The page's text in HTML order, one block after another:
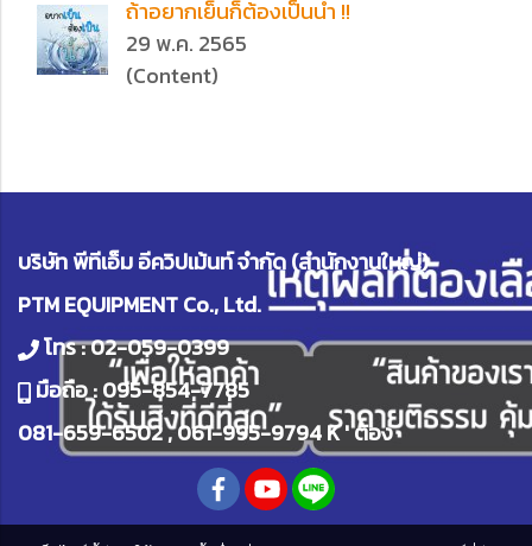
ถ้าอยากเย็นก็ต้องเป็นน้ำ !!
29 พ.ค. 2565
(Content)
บริษัท พีทีเอ็ม อีควิปเม้นท์ จำกัด (สำนักงานใหญ่)
PTM EQUIPMENT Co., Ltd.
โทร :02-059-0399
มือถือ :095-854-7785
081-659-6502,061-995-9794K ' ต้อง